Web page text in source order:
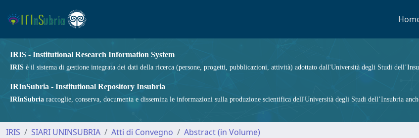
IRIS - Institutional Research Information System
IRIS è il sistema di gestione integrata dei dati della ricerca (persone, progetti, pubblicazioni, attività) adottato dall'Università degli Studi
IRInSubria - Institutional Repository Insubria
IRInSubria raccoglie, conserva, documenta e dissemina le informazioni sulla produzione scientifica dell'Università degli Studi dell’Insubria
IRIS SIARI UNINSUBRIA Atti di Convegno Abstract (in Volume)